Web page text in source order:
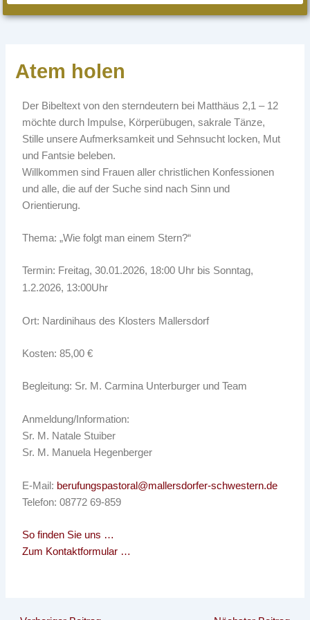
Atem holen
Der Bibeltext von den sterndeutern bei Matthäus 2,1 – 12
möchte durch Impulse, Körperübugen, sakrale Tänze,
Stille unsere Aufmerksamkeit und Sehnsucht locken, Mut
und Fantsie beleben.
Willkommen sind Frauen aller christlichen Konfessionen
und alle, die auf der Suche sind nach Sinn und
Orientierung.
Thema: „Wie folgt man einem Stern?“
Termin: Freitag, 30.01.2026, 18:00 Uhr bis Sonntag,
1.2.2026, 13:00Uhr
Ort: Nardinihaus des Klosters Mallersdorf
Kosten: 85,00 €
Begleitung: Sr. M. Carmina Unterburger und Team
Anmeldung/Information:
Sr. M. Natale Stuiber
Sr. M. Manuela Hegenberger
E-Mail: berufungspastoral@mallersdorfer-schwestern.de
Telefon: 08772 69-859
So finden Sie uns …
Zum Kontaktformular …